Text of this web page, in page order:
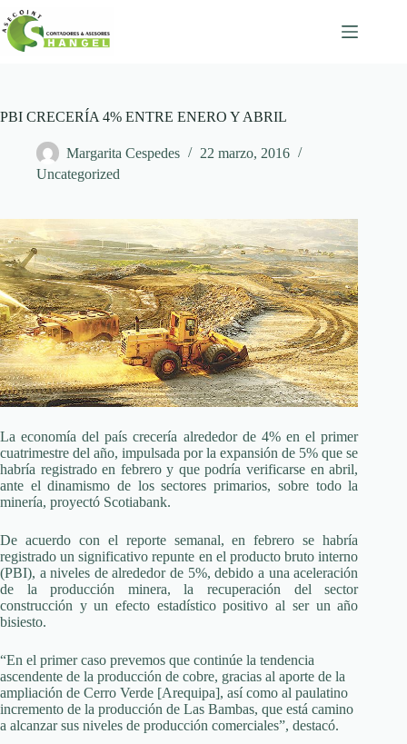
Skip
to
content
PBI CRECERÍA 4% ENTRE ENERO Y ABRIL
Margarita Cespedes
22 marzo, 2016
Uncategorized
La economía del país crecería alrededor de 4% en el primer
cuatrimestre del año, impulsada por la expansión de 5% que se
habría registrado en febrero y que podría verificarse en abril,
ante el dinamismo de los sectores primarios, sobre todo la
minería, proyectó Scotiabank.
De acuerdo con el reporte semanal, en febrero se habría
registrado un significativo repunte en el producto bruto interno
(PBI), a niveles de alrededor de 5%, debido a una aceleración
de la producción minera, la recuperación del sector
construcción y un efecto estadístico positivo al ser un año
bisiesto.
“En el primer caso prevemos que continúe la tendencia
ascendente de la producción de cobre, gracias al aporte de la
ampliación de Cerro Verde [Arequipa], así como al paulatino
incremento de la producción de Las Bambas, que está camino
a alcanzar sus niveles de producción comerciales”, destacó.